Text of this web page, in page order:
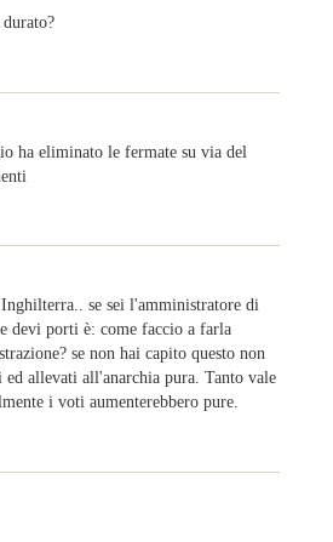
ha eliminato le fermate su via del
se sei l'amministratore di
devi porti è: come faccio a farla
se non hai capito questo non
allevati all'anarchia pura. Tanto vale
i voti aumenterebbero pure.